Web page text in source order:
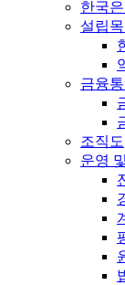
한국
설립
금융
조직도
운영